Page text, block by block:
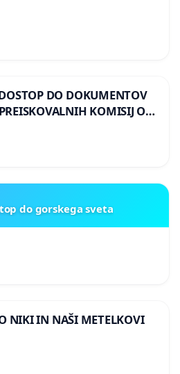
DO DOKUMENTOV
KOMISIJ O
OROŽJEM
do gorskega sveta
NIKI IN NAŠI METELKOVI